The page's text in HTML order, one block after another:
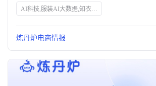
AI科技,服装AI大数据,知衣科技,抖音直播,电商数据分析,炼丹炉,爆款挖掘,达人筛选,直播分析,竞品监控,内容营销
炼丹炉电商情报